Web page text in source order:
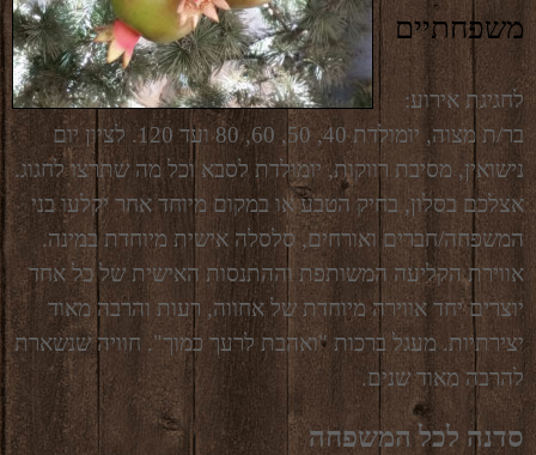
משפחתיים
לחגיגת אירוע:
בר/ת מצוה, יומולדת 40, 50, 60, 80 ועד 120. לציון יום
נישואין, מסיבת רווקות, יומולדת לסבא וכל מה שתרצו לחגוג.
אצלכם בסלון, בחיק הטבע או במקום מיוחד אחר יקלעו בני
המשפחה/חברים ואורחים, סלסלה אישית מיוחדת במינה.
אווירת הקליעה המשותפת וההתנסות האישית של כל אחד
יוצרים יחד אווירה מיוחדת של אחווה, רעות והרבה מאוד
יצירתיות. מעגל ברכות "ואהבת לרעך כמוך". חוויה שנשארת
להרבה מאוד שנים.
סדנה לכל המשפחה